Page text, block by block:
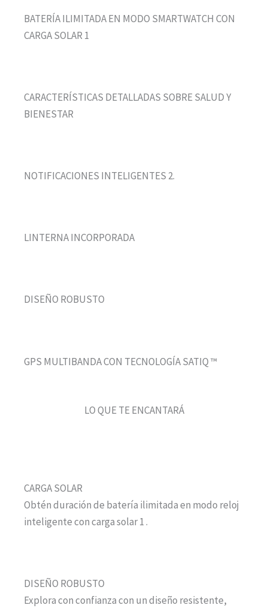
BATERÍA ILIMITADA EN MODO SMARTWATCH CON
CARGA SOLAR 1
CARACTERÍSTICAS DETALLADAS SOBRE SALUD Y
BIENESTAR
NOTIFICACIONES INTELIGENTES 2.
LINTERNA INCORPORADA
DISEÑO ROBUSTO
GPS MULTIBANDA CON TECNOLOGÍA SATIQ ™
LO QUE TE ENCANTARÁ
CARGA SOLAR
Obtén duración de batería ilimitada en modo reloj
inteligente con carga solar 1 .
DISEÑO ROBUSTO
Explora con confianza con un diseño resistente,